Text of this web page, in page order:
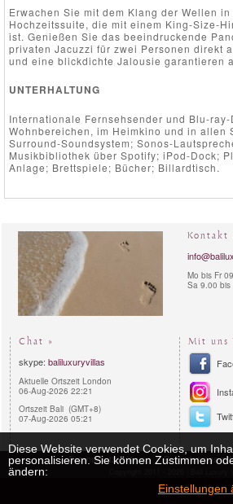
Erwachen Sie mit dem Klang der Wellen
Hochzeitssuite, die mit einem King-Size-
ist. Genießen Sie das beeindruckende
privaten Jacuzzi für zwei Personen direkt
und eine blickdichte Jalousie garantieren
UNTERHALTUNG
Internationale Fernsehsender und Blu-ray-
Wohnbereichen, im Heimkino und in allen
Surround-Soundsystem; Sonos-
Musikbibliothek über Spotify; iPod-Dock;
Anlage; Brettspiele; Bücher; Billardtisch.
Kontakt
Mo bis Fr
Sa 9.00 bis
Chat »
skype: baliluxuryvillas
Aktuelle Ortszeit London
06-Aug-2026 22:21
Ortszeit Bali (GMT+8)
07-Aug-2026 05:21
Mit uns
Datenschutzerklärung
Diese Website verwendet Cookies, um
personalisieren. Sie können Zustimmen
ändern:
Einstellungen